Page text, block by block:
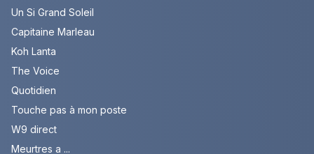
Un Si Grand Soleil
Capitaine Marleau
Koh Lanta
The Voice
Quotidien
Touche pas à mon poste
W9 direct
Meurtres a ...